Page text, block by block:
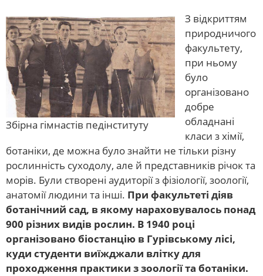
Збірна гімнастів педінституту
З відкриттям
природничого
факультету,
при ньому
було
організовано
добре
обладнані
класи з хімії,
ботаніки, де можна було знайти не тільки різну
рослинність суходолу, але й представників річок та
морів. Були створені аудиторії з фізіології, зоології,
анатомії людини та інші. При факультеті діяв
ботанічний сад, в якому нараховувалось понад
900 різних видів рослин. В 1940 році
організовано біостанцію в Гурівському лісі,
куди студенти виїжджали влітку для
проходження практики з зоології та ботаніки.